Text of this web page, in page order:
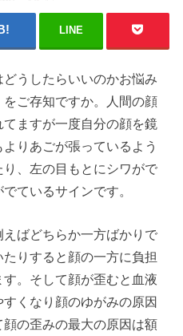
LINE
うしたらいいのかお悩み
ご存知ですか。人間の顔
ますが一度自分の顔を鏡
りあごが張っているよう
、左の目もとにシワがで
ているサインです。
ばどちらか一方ばかりで
りすると顔の一方に負担
。そして顔が歪むと血液
くなり顔のゆがみの原因
の歪みの最大の原因は額